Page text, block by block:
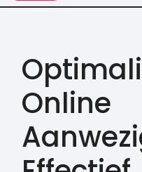
Online